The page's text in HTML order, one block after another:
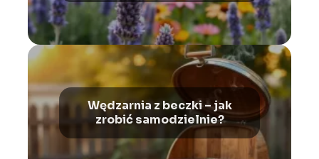
Wędzarnia z beczki – jak
zrobić samodzielnie?